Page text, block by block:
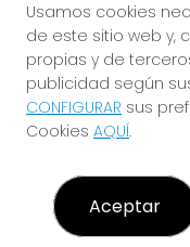
Y
Usamos cookies
de este sitio web y,
propias y de
publicidad según
CONFIGURAR sus
Cookies AQUÍ.
Aceptar